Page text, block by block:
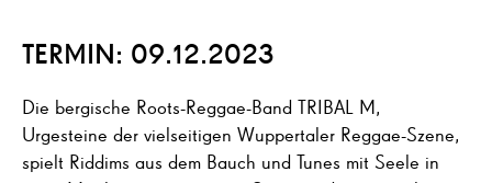
TERMIN: 09.12.2023
Die bergische Roots-Reggae-Band TRIBAL M,
Urgesteine der vielseitigen Wuppertaler Reggae-Szene,
spielt Riddims aus dem Bauch und Tunes mit Seele in